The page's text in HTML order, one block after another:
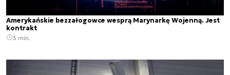
Amerykańskie bezzałogowce wesprą Marynarkę Wojenną. Jest
kontrakt
3 min.